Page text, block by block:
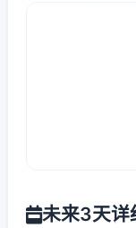
未来3天详